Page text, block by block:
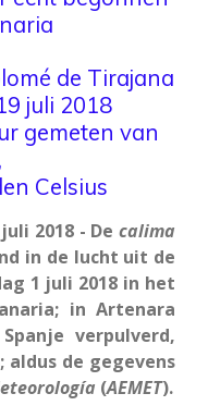
de Tirajana
juli 2018
gemeten van
Celsius
2018 - De calima
in de lucht uit de
1 juli 2018 in het
in Artenara
verpulverd,
aldus de gegevens
(AEMET).